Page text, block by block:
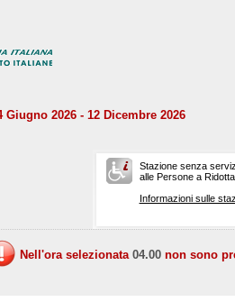
Giugno 2026 - 12 Dicembre 2026
Stazione senza
alle Persone a
Informazioni sulle
Nell'ora selezionata 04.00 non sono